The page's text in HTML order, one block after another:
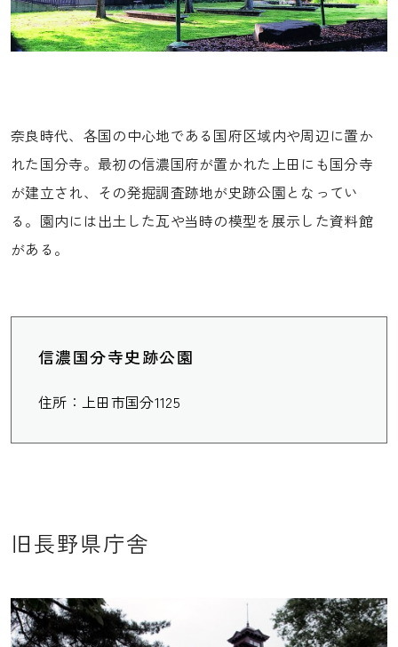
奈良時代、各国の中心地である国府区域内や周辺に置か
れた国分寺。最初の信濃国府が置かれた上田にも国分寺
が建立され、その発掘調査跡地が史跡公園となってい
る。園内には出土した瓦や当時の模型を展示した資料館
がある。
信濃国分寺史跡公園
住所：上田市国分1125
旧長野県庁舎